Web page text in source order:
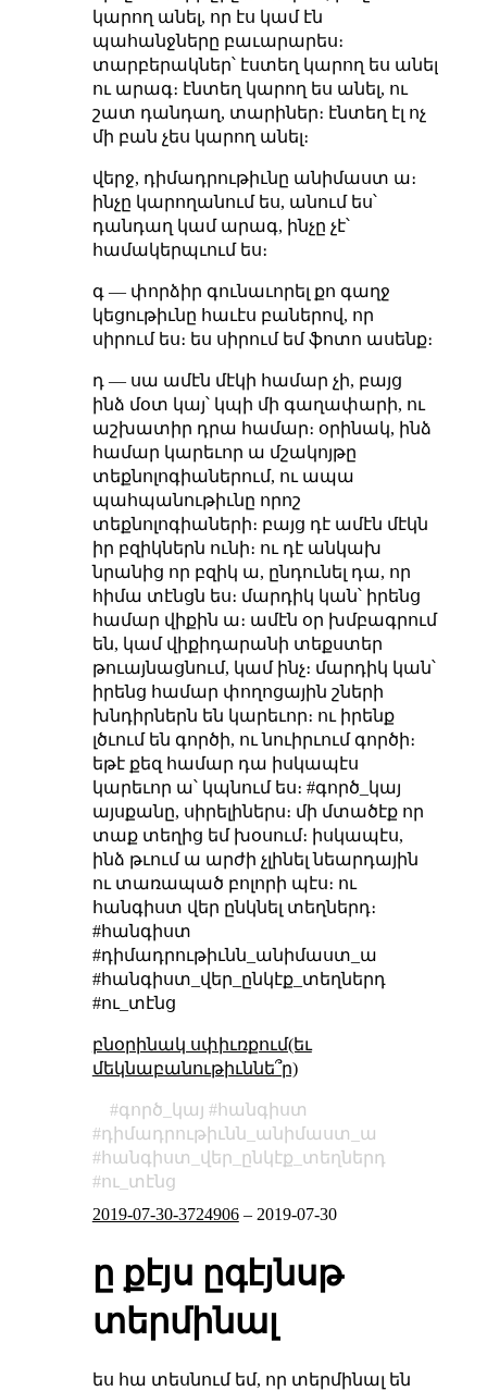
կարող անել, որ էս կամ էն
պահանջները բաւարարես։
տարբերակներ՝ էստեղ կարող ես անել
ու արագ։ էնտեղ կարող ես անել, ու
շատ դանդաղ, տարիներ։ էնտեղ էլ ոչ
մի բան չես կարող անել։
վերջ, դիմադրութիւնը անիմաստ ա։
ինչը կարողանում ես, անում ես՝
դանդաղ կամ արագ, ինչը չէ՝
համակերպւում ես։
գ — փորձիր գունաւորել քո գաղջ
կեցութիւնը հաւէս բաներով, որ
սիրում ես։ ես սիրում եմ ֆոտո ասենք։
դ — սա ամէն մէկի համար չի, բայց
ինձ մօտ կայ՝ կպի մի գաղափարի, ու
աշխատիր դրա համար։ օրինակ, ինձ
համար կարեւոր ա մշակոյթը
տեքնոլոգիաներում, ու ապա
պահպանութիւնը որոշ
տեքնոլոգիաների։ բայց դէ ամէն մէկն
իր բզիկներն ունի։ ու դէ անկախ
նրանից որ բզիկ ա, ընդունել դա, որ
հիմա տէնցն ես։ մարդիկ կան՝ իրենց
համար վիքին ա։ ամէն օր խմբագրում
են, կամ վիքիդարանի տեքստեր
թուայնացնում, կամ ինչ։ մարդիկ կան՝
իրենց համար փողոցային շների
խնդիրներն են կարեւոր։ ու իրենք
լծւում են գործի, ու նուիրւում գործի։
եթէ քեզ համար դա իսկապէս
կարեւոր ա՝ կպնում ես։ #գործ_կայ
այսքանը, սիրելիներս։ մի մտածէք որ
տաք տեղից եմ խօսում։ իսկապէս,
ինձ թւում ա արժի չլինել նեարդային
ու տառապած բոլորի պէս։ ու
հանգիստ վեր ընկնել տեղներդ։
#հանգիստ
#դիմադրութիւնն_անիմաստ_ա
#հանգիստ_վեր_ընկէք_տեղներդ
#ու_տէնց
բնօրինակ սփիւռքում(եւ
մեկնաբանութիւննե՞ր)
գործ_կայ
հանգիստ
դիմադրութիւնն_անիմաստ_ա
հանգիստ_վեր_ընկէք_տեղներդ
ու_տէնց
2019-07-30-3724906– 2019-07-30
ը քէյս ըգէյնսթ
տերմինալ
ես հա տեսնում եմ, որ տերմինալ են